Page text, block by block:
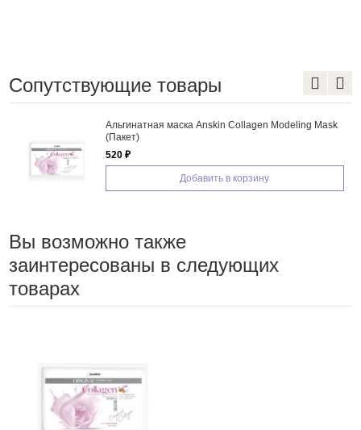
Сопутствующие товары
Альгинатная маска Anskin Collagen Modeling Mask
(Пакет)
520 ₽
Добавить в корзину
Вы возможно также
заинтересованы в следующих
товарах